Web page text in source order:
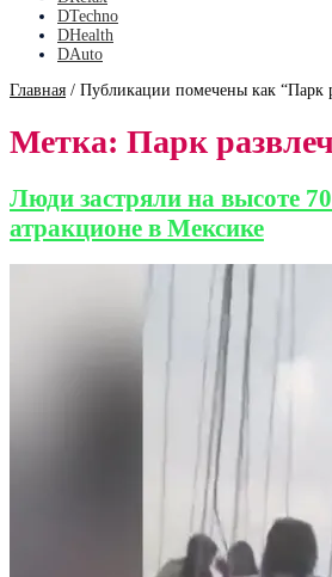
DTechno
DHealth
DAuto
Главная / Публикации помечены как “Парк
Метка: Парк
Люди застряли на высоте
атракционе в Мексике